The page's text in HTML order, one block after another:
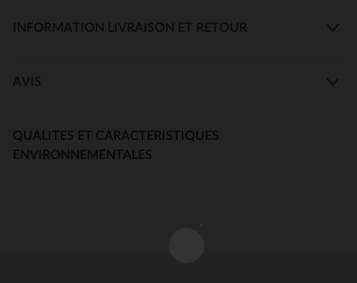
INFORMATION LIVRAISON ET RETOUR
AVIS
QUALITES ET CARACTERISTIQUES
ENVIRONNEMENTALES